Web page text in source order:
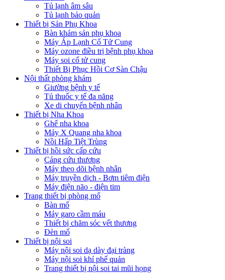
Tủ lạnh âm sâu
Tủ lạnh bảo quản
Thiết bị Sản Phụ Khoa
Bàn khám sản phụ khoa
Máy Áp Lạnh Cổ Tử Cung
Máy ozone điều trị bệnh phụ khoa
Máy soi cổ tử cung
Thiết Bị Phục Hồi Cơ Sàn Chậu
Nội thất phòng khám
Giường bệnh y tế
Tủ thuốc y tế đa năng
Xe di chuyển bệnh nhân
Thiết bị Nha Khoa
Ghế nha khoa
Máy X Quang nha khoa
Nồi Hấp Tiệt Trùng
Thiết bị hồi sức cấp cứu
Cáng cứu thương
Máy theo dõi bệnh nhân
Máy truyền dịch - Bơm tiêm điện
Máy điện não - điện tim
Trang thiết bị phòng mổ
Bàn mổ
Máy garo cầm máu
Thiết bị chăm sóc vết thương
Đèn mổ
Thiết bị nội soi
Máy nội soi dạ dày đại tràng
Máy nội soi khí phế quản
Trang thiết bị nội soi tai mũi họng